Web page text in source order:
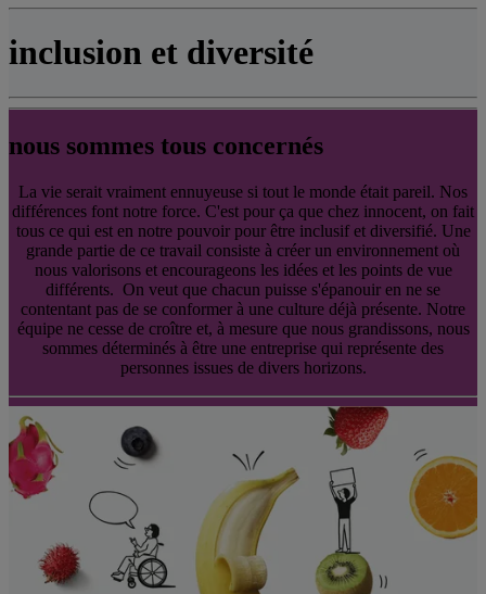
inclusion et diversité
nous sommes tous concernés
La vie serait vraiment ennuyeuse si tout le monde était pareil. Nos
différences font notre force. C'est pour ça que chez innocent, on fait
tous ce qui est en notre pouvoir pour être inclusif et diversifié. Une
grande partie de ce travail consiste à créer un environnement où
nous valorisons et encourageons les idées et les points de vue
différents. On veut que chacun puisse s'épanouir en ne se
contentant pas de se conformer à une culture déjà présente. Notre
équipe ne cesse de croître et, à mesure que nous grandissons, nous
sommes déterminés à être une entreprise qui représente des
personnes issues de divers horizons.